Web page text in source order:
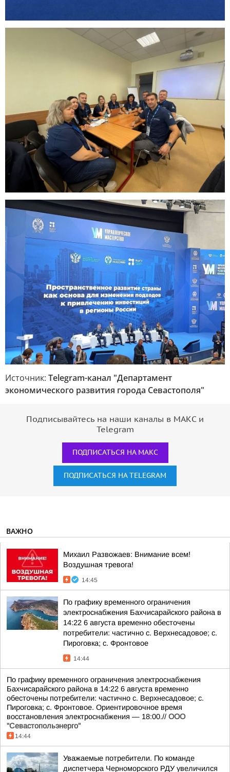
Источник: Telegram-канал "Департамент
экономического развития города Севастополя"
Подписывайтесь на наши каналы в МАКС и
Telegram
ПОДПИСАТЬСЯ НА МАКС
ПОДПИСАТЬСЯ НА TELEGRAM
ВАЖНО
Михаил Развожаев: Внимание всем!
Воздушная тревога!
14:45
По графику временного ограничения
электроснабжения Бахчисарайского района в
14:22 6 августа временно обесточены
потребители: частично с. Верхнесадовое; с.
Пироговка; с. Фронтовое
14:44
По графику временного ограничения электроснабжения
Бахчисарайского района в 14:22 6 августа временно
обесточены потребители: частично с. Верхнесадовое; с.
Пироговка; с. Фронтовое. Ориентировочное время
восстановления электроснабжения — 18:00.// ООО
"Севастопольэнерго"
14:44
Уважаемые потребители. По команде
диспетчера Черноморского РДУ увеличился